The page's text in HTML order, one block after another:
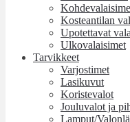
Kosteantilan
Upotettavat
Ulkovalaisimet
Tarvikkeet
Varjostimet
Lasikuvut
Koristevalot
Jouluvalot ja
Lamput/